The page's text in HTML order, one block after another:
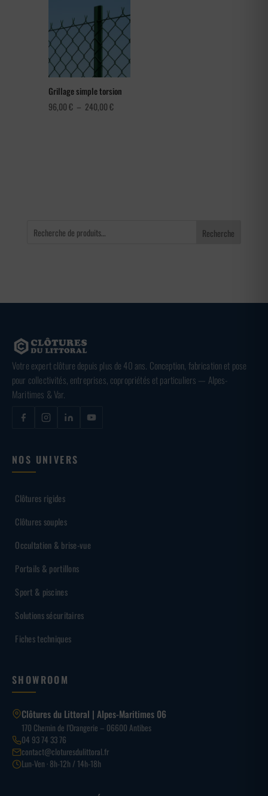
Grillage simple torsion
96,00€ – 240,00€Plage
Recherche
Votre expert clôture depuis plus de 40 ans. Conception, fabrication et pose
pour collectivités, entreprises, copropriétés et particuliers — Alpes-
Maritimes & Var.
NOS UNIVERS
Clôtures rigides
Clôtures souples
Occultation & brise-vue
Portails & portillons
Sport & piscines
Solutions sécuritaires
Fiches techniques
SHOWROOM
Clôtures du Littoral | Alpes-Maritimes 06
170 Chemin de l’Orangerie – 06600 Antibes
04 93 74 33 76
contact@cloturesdulittoral.fr
Lun-Ven · 8h-12h / 14h-18h